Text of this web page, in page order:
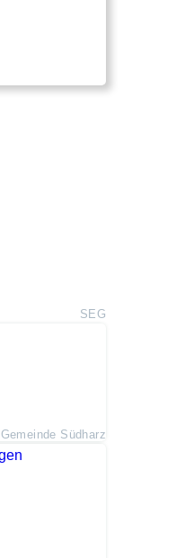
SEG
Gemeinde Südharz